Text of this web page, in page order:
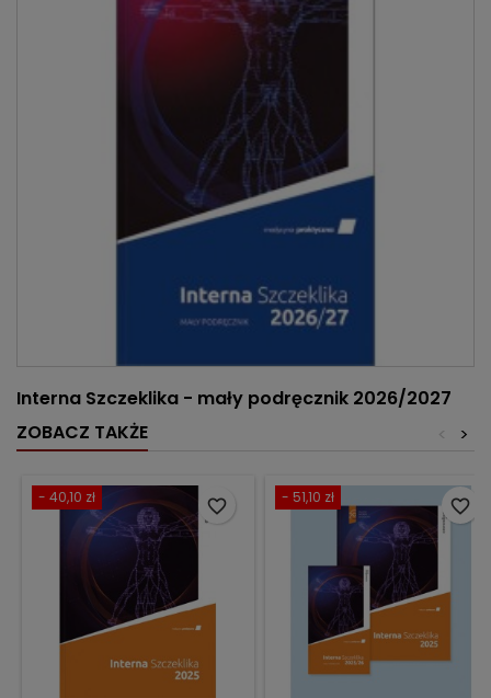
Interna Szczeklika - mały podręcznik 2026/2027
ZOBACZ TAKŻE
>
<
- 40,10 zł favorite_border - 51,10 zł favorite_border